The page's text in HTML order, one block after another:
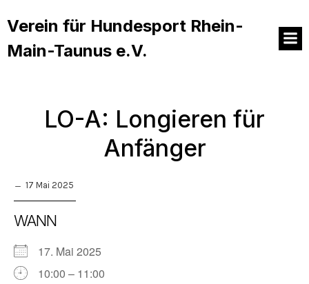
Verein für Hundesport Rhein-
Main-Taunus e.V.
LO-A: Longieren für
Anfänger
17 Mai 2025
WANN
17. Mai 2025
10:00 – 11:00